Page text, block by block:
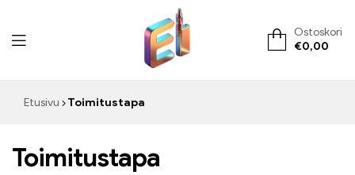
ElementVape.de
Ostoskori
€0,00
Etusivu Toimitustapa
Toimitustapa